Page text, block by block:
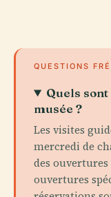
QUESTIONS
Quels
musée ?
Les visites
mercredi de
des ouvertures
ouvertures